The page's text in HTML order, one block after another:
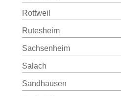
Rottweil
Rutesheim
Sachsenheim
Salach
Sandhausen